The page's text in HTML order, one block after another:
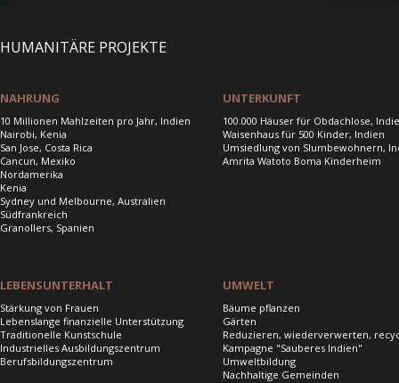
HUMANITÄRE PROJEKTE
NAHRUNG
10 Millionen Mahlzeiten pro Jahr, Indien
Nairobi, Kenia
San Jose, Costa Rica
Cancun, Mexiko
Nordamerika
Kenia
Sydney und Melbourne, Australien
Südfrankreich
Granollers, Spanien
UNTERKUNFT
100.000 Häuser für Obdachlose,
Waisenhaus für 500 Kinder, Indien
Umsiedlung von Slumbewohnern,
Amrita Watoto Boma Kinderheim
LEBENSUNTERHALT
Stärkung von Frauen
Lebenslange finanzielle Unterstützung
Traditionelle Kunstschule
Industrielles Ausbildungszentrum
Berufsbildungszentrum
UMWELT
Bäume pflanzen
Gärten
Reduzieren, wiederverwerten,
Kampagne "Sauberes Indien"
Umweltbildung
Nachhaltige Gemeinden